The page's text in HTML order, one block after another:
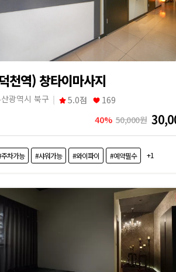
천역) 창타이마사지
광역시 북구 5.0점
169
40% 50,000원
차가능 #샤워가능 #와이파이 #예약필수 +1